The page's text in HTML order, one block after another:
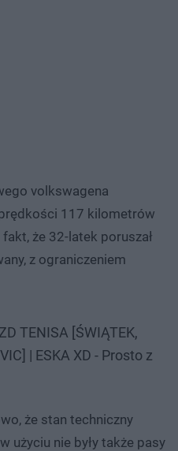
volkswagena
117 kilometrów
że 32-latek poruszał
z ograniczeniem
TENISA [ŚWIĄTEK,
| ESKA XD - Prosto z
że stan techniczny
użyciu nie były także pasy